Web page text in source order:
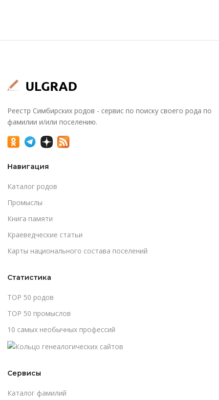
Реестр Симбирских родов - сервис по поиску своего рода по
фамилии и/или поселению.
Навигация
Каталог родов
Промыслы
Книга памяти
Краеведческие статьи
Карты национального состава поселений
Статистика
TOP 50 родов
TOP 50 промыслов
10 самых необычных профессий
Сервисы
Каталог фамилий